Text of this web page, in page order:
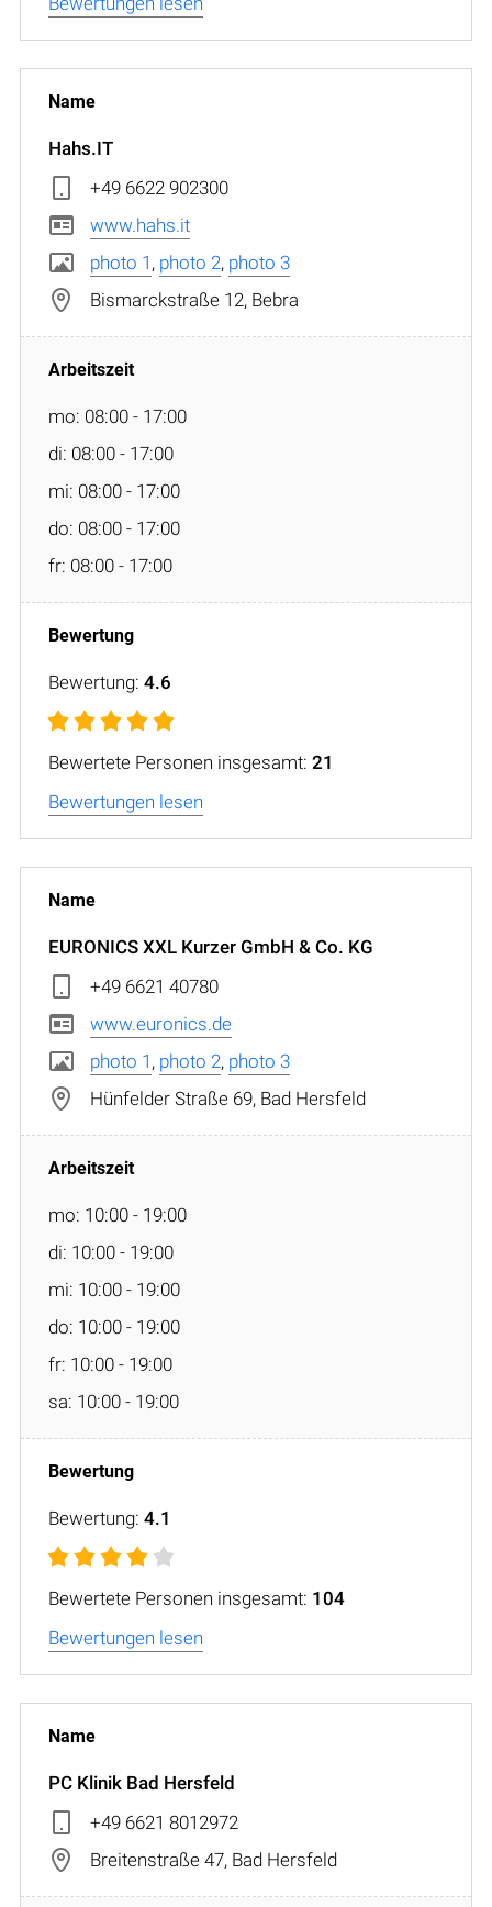
Hahs.IT
+49 6622 902300
www.hahs.it
photo 1 , photo 2, photo 3
Bismarckstraße 12, Bebra
mo: 08:00 - 17:00
di: 08:00 - 17:00
mi: 08:00 - 17:00
do: 08:00 - 17:00
fr: 08:00 - 17:00
Bewertung: 4.6
Bewertete Personen insgesamt: 21
Bewertungen lesen
EURONICS XXL Kurzer GmbH & Co. KG
+49 6621 40780
www.euronics.de
photo 1 , photo 2, photo 3
Hünfelder Straße 69, Bad Hersfeld
mo: 10:00 - 19:00
di: 10:00 - 19:00
mi: 10:00 - 19:00
do: 10:00 - 19:00
fr: 10:00 - 19:00
sa: 10:00 - 19:00
Bewertung: 4.1
Bewertete Personen insgesamt: 104
Bewertungen lesen
PC Klinik Bad Hersfeld
+49 6621 8012972
Breitenstraße 47, Bad Hersfeld